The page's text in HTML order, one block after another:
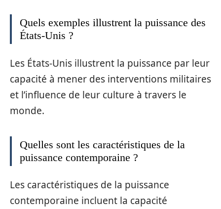
Quels exemples illustrent la puissance des
États-Unis ?
Les États-Unis illustrent la puissance par leur
capacité à mener des interventions militaires
et l’influence de leur culture à travers le
monde.
Quelles sont les caractéristiques de la
puissance contemporaine ?
Les caractéristiques de la puissance
contemporaine incluent la capacité